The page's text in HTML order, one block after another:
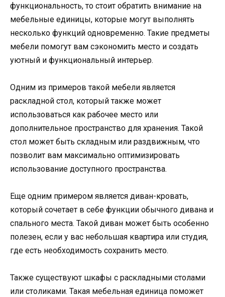
функциональность, то стоит обратить внимание на
мебельные единицы, которые могут выполнять
несколько функций одновременно. Такие предметы
мебели помогут вам сэкономить место и создать
уютный и функциональный интерьер.
Одним из примеров такой мебели является
раскладной стол, который также может
использоваться как рабочее место или
дополнительное пространство для хранения. Такой
стол может быть складным или раздвижным, что
позволит вам максимально оптимизировать
использование доступного пространства.
Еще одним примером является диван-кровать,
который сочетает в себе функции обычного дивана и
спального места. Такой диван может быть особенно
полезен, если у вас небольшая квартира или студия,
где есть необходимость сохранить место.
Также существуют шкафы с раскладными столами
или столиками. Такая мебельная единица поможет